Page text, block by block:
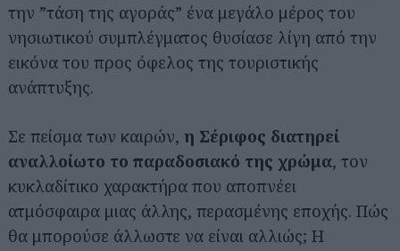
την ”τάση της αγοράς” ένα μεγάλο μέρος του
νησιωτικού συμπλέγματος θυσίασε λίγη από την
εικόνα του προς όφελος της τουριστικής
ανάπτυξης.
Σε πείσμα των καιρών, η Σέριφος διατηρεί
αναλλοίωτο το παραδοσιακό της χρώμα, τον
κυκλαδίτικο χαρακτήρα που αποπνέει
ατμόσφαιρα μιας άλλης, περασμένης εποχής. Πώς
θα μπορούσε άλλωστε να είναι αλλιώς; Η